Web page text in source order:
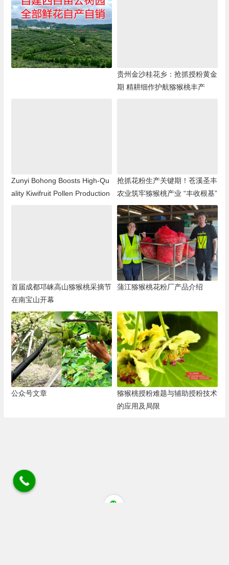
贵州金沙桂花乡：抢抓授粉黄金
期 精耕细作护航猕猴桃丰产
Zunyi Bohong Boosts High-Qu
ality Kiwifruit Pollen Production
抢抓花粉生产关键期！苍溪圣丰
农业筑牢猕猴桃产业 “丰收根基”
首届成都邛崃高山猕猴桃采摘节
在南宝山开幕
蒲江猕猴桃花粉厂产品介绍
公众号文章
猕猴桃授粉难题与辅助授粉技术
的应用及局限